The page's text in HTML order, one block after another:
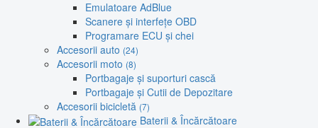
Emulatoare AdBlue
Scanere și interfețe OBD
Programare ECU și chei
Accesorii auto (24)
Accesorii moto (8)
Portbagaje și suporturi cască
Portbagaje și Cutii de Depozitare
Accesorii bicicletă (7)
Baterii & Încărcătoare